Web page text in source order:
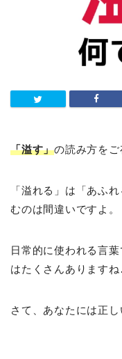
「溢す」の読み方をご
「溢れる」は「あふ
むのは間違いですよ。
日常的に使われる言
はたくさんあります
さて、あなたには正